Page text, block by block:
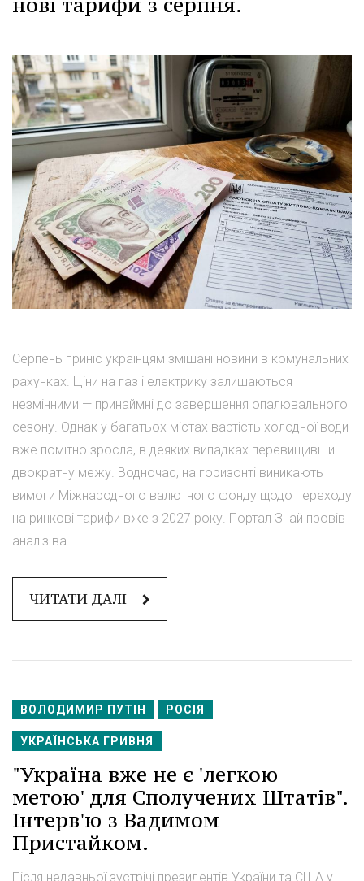
Серпень приніс українцям змішані новини в комунальних
рахунках. Ціни на газ і електрику залишаються
незмінними — принаймні до завершення опалювального
сезону. Однак у багатьох містах вартість холодної води
вже помітно зросла, в деяких випадках перевищивши
двократну межу. Водночас, на горизонті виникають
вимоги Міжнародного валютного фонду щодо переходу
на ринкові тарифи вже з 2027 року. Портал Знай провів
аналіз ва...
ЧИТАТИ ДАЛІ
ВОЛОДИМИР ПУТІН РОСІЯ
УКРАЇНСЬКА ГРИВНЯ
"Україна вже не є 'легкою
метою' для Сполучених Штатів".
Інтерв'ю з Вадимом
Пристайком.
Після недавньої зустрічі президентів України та США у